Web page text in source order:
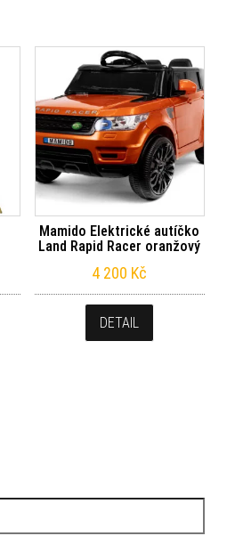
Mamido Elektrické autíčko
Land Rapid Racer oranžový
4 200 Kč
DETAIL